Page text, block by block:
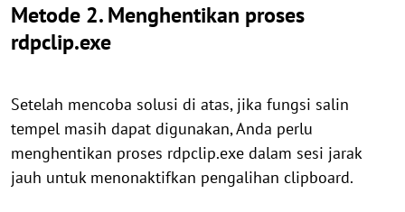
Metode 2. Menghentikan proses
rdpclip.exe
Setelah mencoba solusi di atas, jika fungsi salin
tempel masih dapat digunakan, Anda perlu
menghentikan proses rdpclip.exe dalam sesi jarak
jauh untuk menonaktifkan pengalihan clipboard.